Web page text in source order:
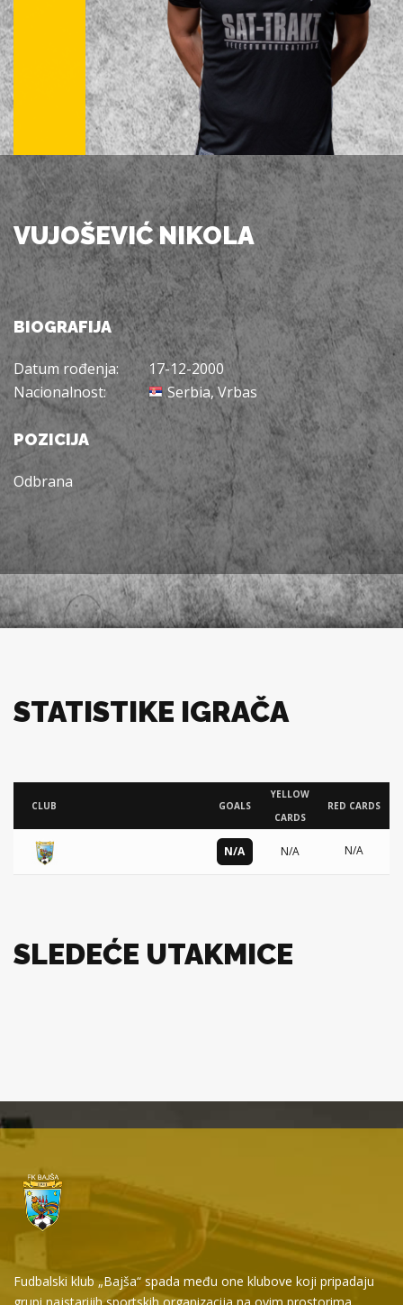
VUJOŠEVIĆ NIKOLA
BIOGRAFIJA
Datum rođenja:
17-12-2000
Nacionalnost:
Serbia, Vrbas
POZICIJA
Odbrana
STATISTIKE IGRAČA
CLUB GOALS
YELLOW
CARDS
RED CARDS
N/A N/A N/A
SLEDEĆE UTAKMICE
Fudbalski klub „Bajša“ spada među one klubove koji pripadaju